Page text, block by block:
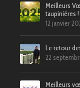
Meilleurs
taupinières !
12 janvier
Le retour
22
Meilleurs